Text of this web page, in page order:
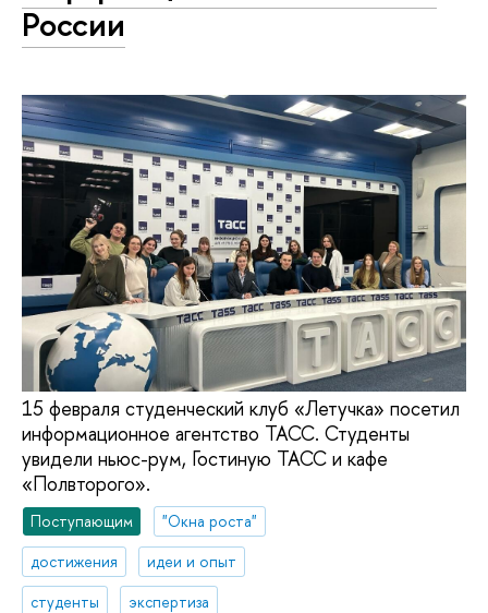
России
15 февраля студенческий клуб «Летучка» посетил
информационное агентство ТАСС. Студенты
увидели ньюс-рум, Гостиную ТАСС и кафе
«Полвторого».
Поступающим
"Окна роста"
достижения
идеи и опыт
студенты
экспертиза